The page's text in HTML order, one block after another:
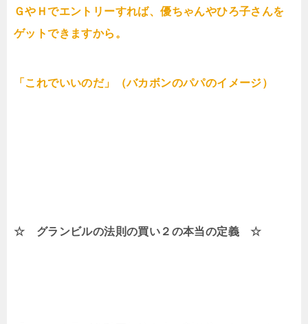
ＧやＨでエントリーすれば、優ちゃんやひろ子さんを
ゲットできますから。
「これでいいのだ」（バカボンのパパのイメージ）
☆ グランビルの法則の買い２の本当の定義 ☆